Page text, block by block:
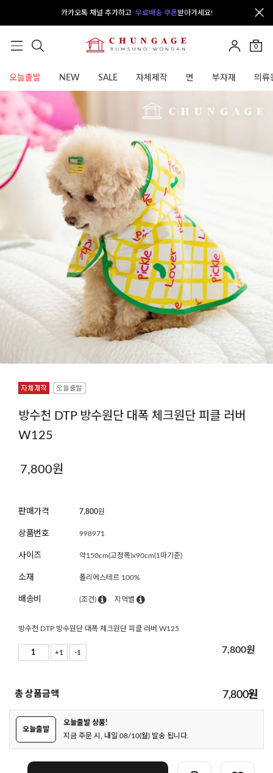
카카오톡 채널 추가하고 무료배송 쿠폰받아가세요!
0
오늘출발 NEW SALE 자체제작 면 부자재 의류
방수천 DTP 방수원단 대폭 체크원단 피클 러버
W125
7,800원
판매가격 7,800원
상품번호 998971
사이즈 약150cm(고정폭)x90cm(1마기준)
소재 폴리에스테르 100%
배송비 (조건) 지역별
방수천 DTP 방수원단 대폭 체크원단 피클 러버 W125
+1 -1 7,800원
총 상품금액 7,800원
오늘출발
오늘출발 상품!
지금 주문 시, 내일 08/10(월) 발송 됩니다.